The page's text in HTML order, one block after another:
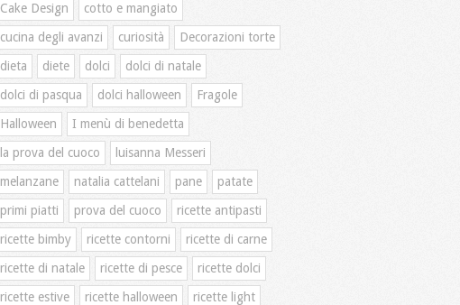
Cake Design
cotto e mangiato
cucina degli avanzi
curiosità
Decorazioni torte
dieta
diete dolci
dolci di natale
dolci di pasqua
dolci halloween
Fragole
Halloween
I menù di benedetta
la prova del cuoco
luisanna Messeri
melanzane
natalia cattelani pane
patate
primi piatti
prova del cuoco
ricette antipasti
ricette bimby
ricette contorni
ricette di carne
ricette di natale
ricette di pesce
ricette dolci
ricette estive
ricette halloween
ricette light